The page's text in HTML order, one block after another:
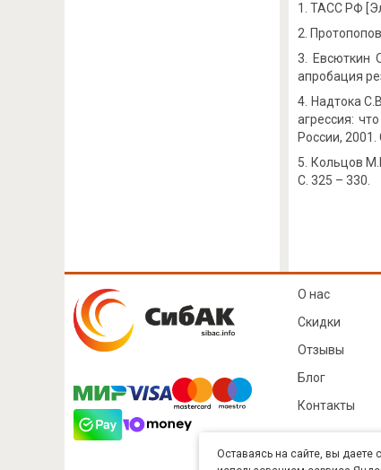
ТАСС РФ
Евсюткин
апробация
Надтока
агрессия:
России, 2001.
Кольцов
С. 325 – 330.
О нас
Скидки
Отзывы
Блог
Контакты
Оставаясь на сайте, вы даете